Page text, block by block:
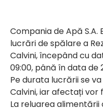
Compania de Apă
lucrări de spălare a
Calvini, începând cu
09:00, până în data de
Pe durata lucrării se
Calvini, iar afectați vor
La reluarea